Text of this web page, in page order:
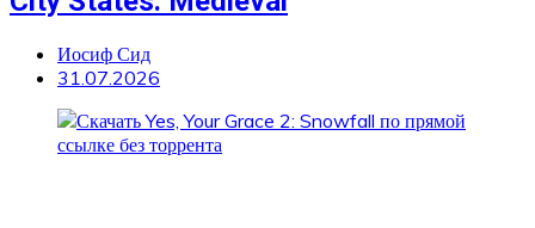
Иосиф Сид
31.07.2026